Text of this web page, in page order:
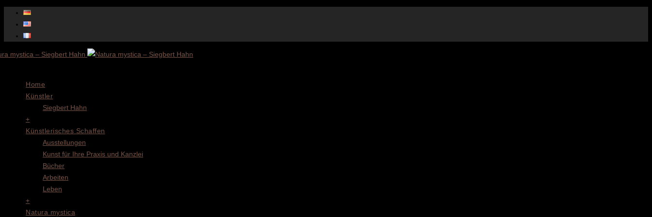
Home
Künstler
Siegbert Hahn
+
Künstlerisches Schaffen
Ausstellungen
Kunst für Ihre Praxis und Kanzlei
Bücher
Arbeiten
Leben
+
Natura mystica